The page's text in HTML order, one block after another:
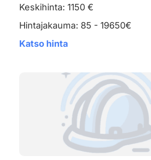
Keskihinta: 1150 €
Hintajakauma: 85 - 19650€
Katso hinta